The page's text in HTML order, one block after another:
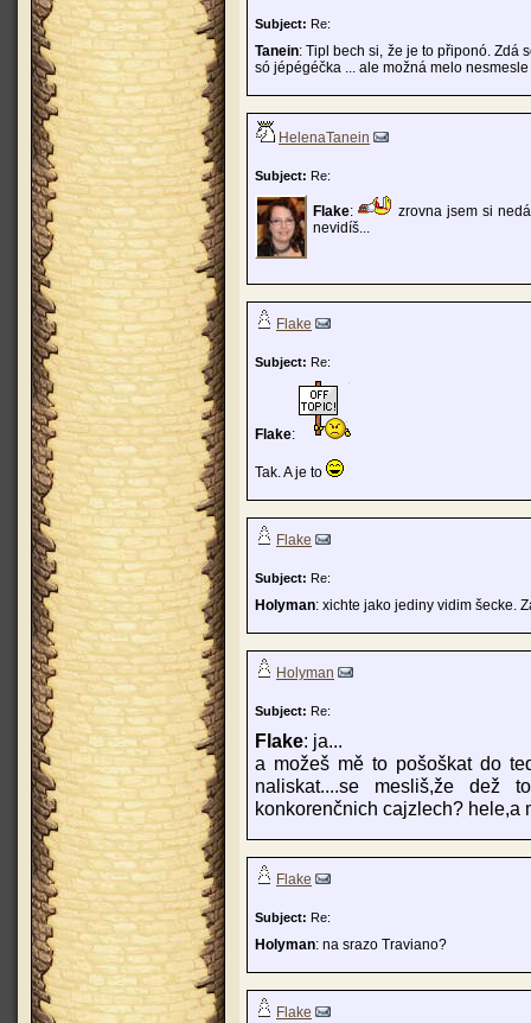
Subject: Re:
Tanein: Tipl bech si, že je to připonó. Zdá
só jépégéčka ... ale možná melo nesmesle
HelenaTanein
Subject: Re:
Flake:
zrovna jsem si
nevidíš...
Flake
Subject: Re:
Flake:
Tak. A je to
Flake
Subject: Re:
Holyman: xichte jako jediny vidim šecke.
Holyman
Subject: Re:
Flake: ja...
a možeš mě to pošoškat do
naliskat....se mesliš,že dež
konkorenčnich cajzlech? hele,a
Flake
Subject: Re:
Holyman: na srazo Traviano?
Flake